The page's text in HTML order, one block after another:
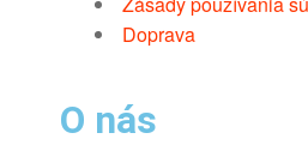
Doprava
O nás